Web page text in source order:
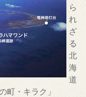
ら
れ
ざ
る
北
海
道
・キラク」